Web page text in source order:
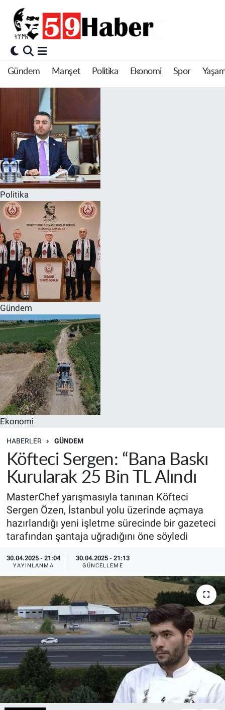
Gündem Manşet Politika Ekonomi Spor
Politika
Gündem
Ekonomi
HABERLER GÜNDEM
Köfteci Sergen: “Bana Baskı
Kurularak 25 Bin TL Alındı
MasterChef yarışmasıyla tanınan Köfteci
Sergen Özen, İstanbul yolu üzerinde açmaya
hazırlandığı yeni işletme sürecinde bir gazeteci
tarafından şantaja uğradığını öne söyledi
30.04.2025 - 21:04
YAYINLANMA
30.04.2025 - 21:13
GÜNCELLEME